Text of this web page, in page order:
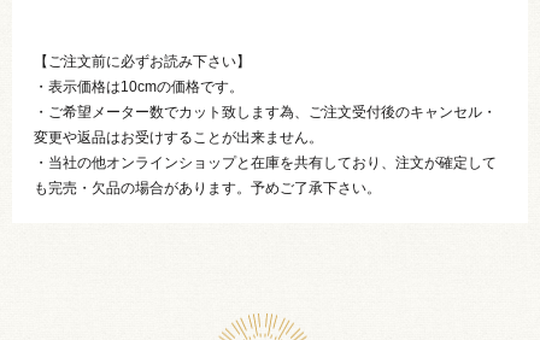
【ご注文前に必ずお読み下さい】
・表示価格は10cmの価格です。
・ご希望メーター数でカット致します為、ご注文受付後のキャンセル・
変更や返品はお受けすることが出来ません。
・当社の他オンラインショップと在庫を共有しており、注文が確定して
も完売・欠品の場合があります。予めご了承下さい。